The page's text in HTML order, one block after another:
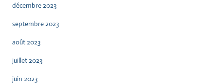
décembre 2023
septembre 2023
août 2023
juillet 2023
juin 2023